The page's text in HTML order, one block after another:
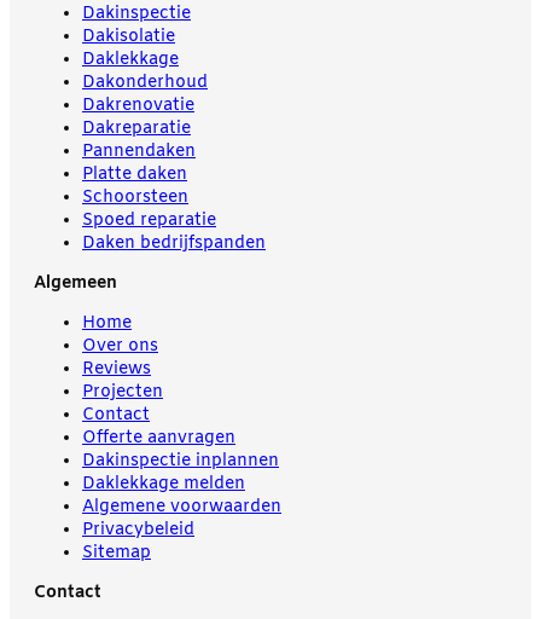
Dakinspectie
Dakisolatie
Daklekkage
Dakonderhoud
Dakrenovatie
Dakreparatie
Pannendaken
Platte daken
Schoorsteen
Spoed reparatie
Daken bedrijfspanden
Algemeen
Home
Over ons
Reviews
Projecten
Contact
Offerte aanvragen
Dakinspectie inplannen
Daklekkage melden
Algemene voorwaarden
Privacybeleid
Sitemap
Contact